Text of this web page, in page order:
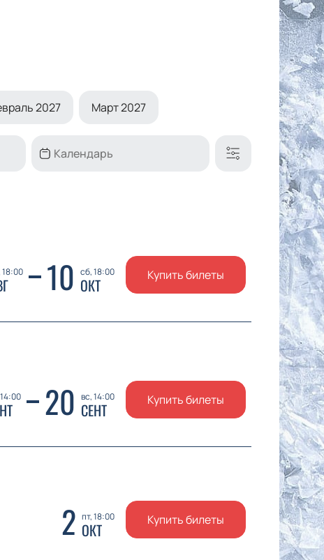
2027 Март 2027
18:00 10 сб, 18:00
ОКТ Купить билеты
20 вс, 14:00
СЕНТ Купить билеты
2 пт, 18:00
ОКТ Купить билеты